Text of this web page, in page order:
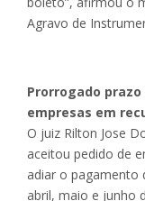
Agravo de
Prorrogado
empresas em
O juiz Rilton Jose
aceitou pedido de
adiar o pagamento
abril, maio e junho